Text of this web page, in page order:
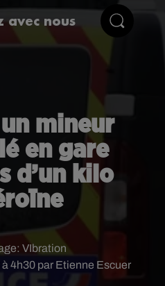
avec nous
un mineur
en gare
d’un kilo
4h30 par Etienne Escuer
VIbration